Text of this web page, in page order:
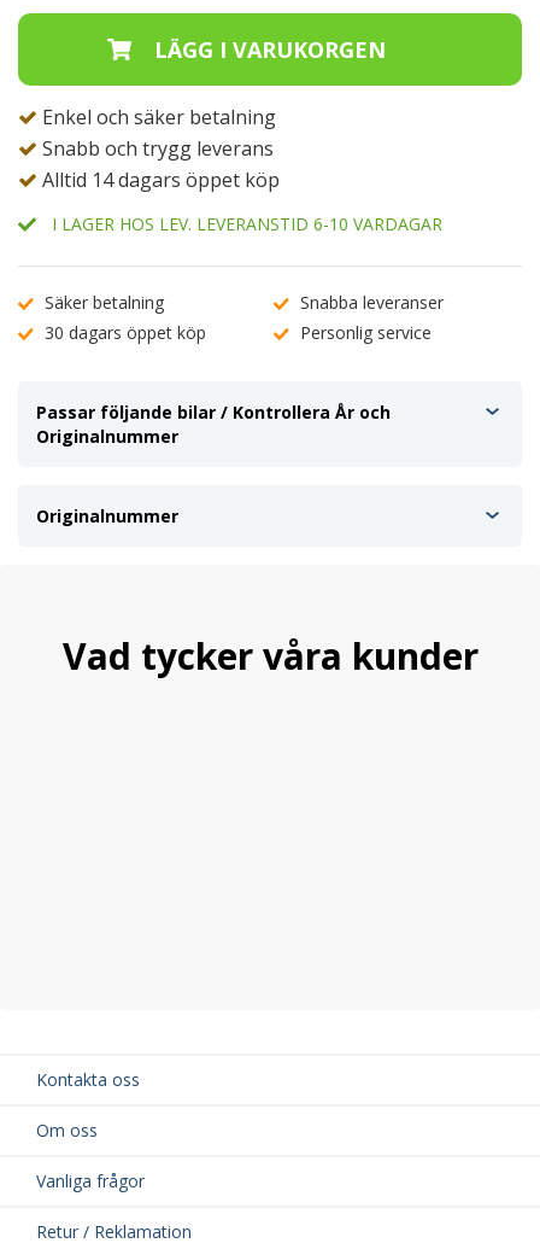
Enkel och säker betalning
Snabb och trygg leverans
Alltid 14 dagars öppet köp
I LAGER HOS LEV. LEVERANSTID 6-10 VARDAGAR
Säker betalning
Snabba leveranser
30 dagars öppet köp
Personlig service
Passar följande bilar / Kontrollera År och
Originalnummer
Originalnummer
Vad tycker våra kunder
Kontakta oss
Om oss
Vanliga frågor
Retur / Reklamation